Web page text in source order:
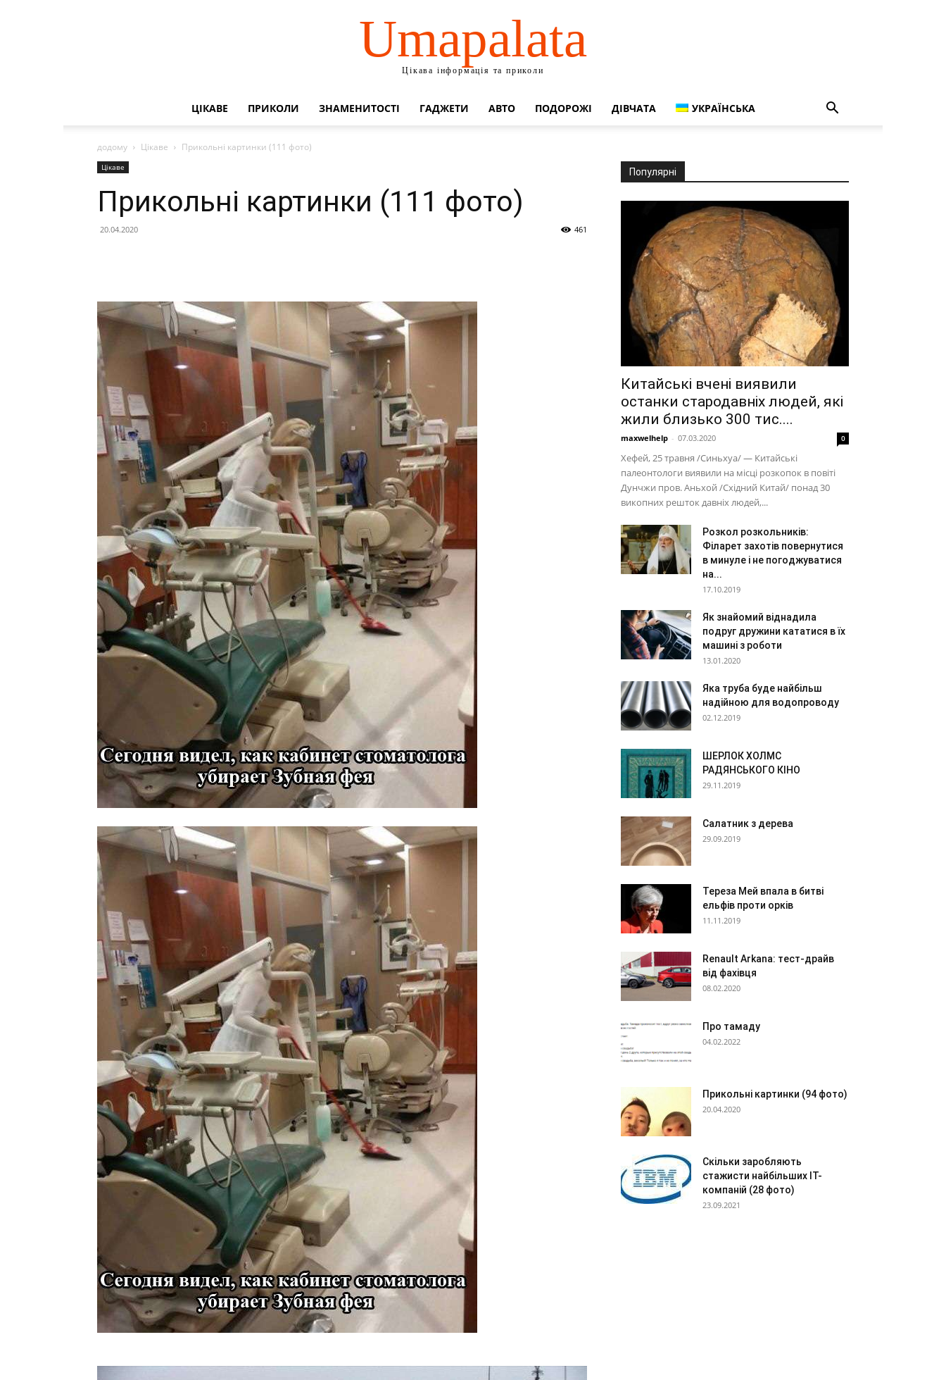
Umapalata
Цікава інформація та приколи
ЦІКАВЕ ПРИКОЛИ ЗНАМЕНИТОСТІ ГАДЖЕТИ АВТО ПОДОРОЖІ ДІВЧАТА УКРАЇНСЬКА
додому Цікаве Прикольні картинки (111 фото)
Цікаве
Прикольні картинки (111 фото)
20.04.2020 461
Популярні
Китайські вчені виявили
останки стародавніх людей, які
жили близько 300 тис....
maxwelhelp - 07.03.2020 0
Хефей, 25 травня /Синьхуа/ — Китайські
палеонтологи виявили на місці розкопок в повіті
Дунчжи пров. Аньхой /Східний Китай/ понад 30
викопних решток давніх людей,...
Розкол розкольників:
Філарет захотів повернутися
в минуле і не погоджуватися
на...
17.10.2019
Як знайомий віднадила
подруг дружини кататися в їх
машині з роботи
13.01.2020
Яка труба буде найбільш
надійною для водопроводу
02.12.2019
ШЕРЛОК ХОЛМС
РАДЯНСЬКОГО КІНО
29.11.2019
Салатник з дерева
29.09.2019
Тереза Мей впала в битві
ельфів проти орків
11.11.2019
Renault Arkana: тест-драйв
від фахівця
08.02.2020
Про тамаду
04.02.2022
Прикольні картинки (94 фото)
20.04.2020
Скільки заробляють
стажисти найбільших IT-
компаній (28 фото)
23.09.2021